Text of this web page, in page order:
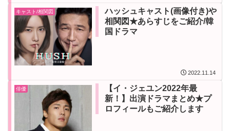
キャスト/相関図
ハッシュキャスト(画像付き)や
相関図★あらすじをご紹介/韓
国ドラマ
2022.11.14
俳優
【イ・ジェユン2022年最
新！】出演ドラマまとめ★プ
ロフィールもご紹介します